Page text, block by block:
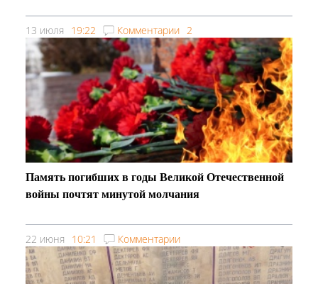
13 июля 19:22 Комментарии 2
Память погибших в годы Великой Отечественной
войны почтят минутой молчания
22 июня 10:21 Комментарии